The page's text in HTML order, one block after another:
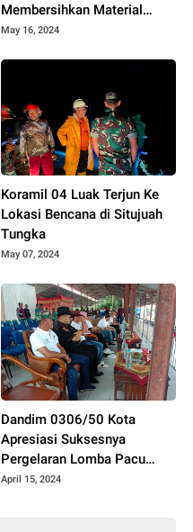
Membersihkan Material
Longsor Yang Menimpa
May 16, 2024
Koramil 04 Luak Terjun Ke
Lokasi Bencana di Situjuah
Tungka
May 07, 2024
Dandim 0306/50 Kota
Apresiasi Suksesnya
Pergelaran Lomba Pacu
Kuda Lebaran Cup 2024
April 15, 2024